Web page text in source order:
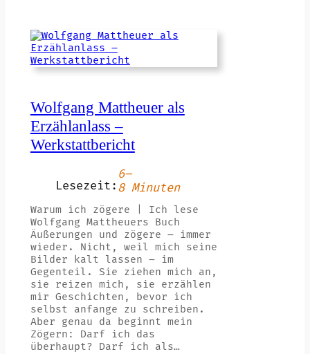
Wolfgang Mattheuer als
Erzählanlass –
Werkstattbericht
Lesezeit:
6–
8 Minuten
Warum ich zögere | Ich lese
Wolfgang Mattheuers Buch
Äußerungen und zögere – immer
wieder. Nicht, weil mich seine
Bilder kalt lassen – im
Gegenteil. Sie ziehen mich an,
sie reizen mich, sie erzählen
mir Geschichten, bevor ich
selbst anfange zu schreiben.
Aber genau da beginnt mein
Zögern: Darf ich das
überhaupt? Darf ich als…